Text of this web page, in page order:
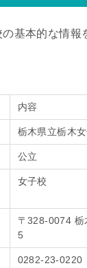
基本的な情報
内容
栃木県立栃木
公立
女子校
〒328-0074 栃
5
0282-23-0220